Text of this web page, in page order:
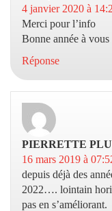
4 janvier 2020 à
Merci pour l’info
Bonne année à vous
Réponse
PIERRETTE
16 mars 2019 à
depuis déjà des
2022…. lointain
pas en s’améliorant.